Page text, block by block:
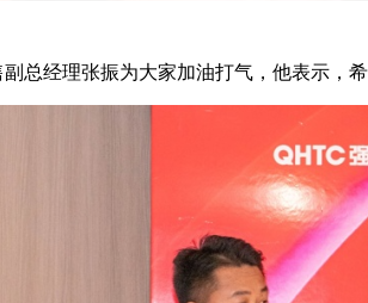
总经理张振为大家加油打气，他表示，